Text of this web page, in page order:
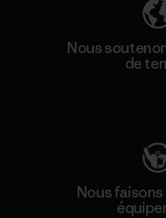
Nous
de
Nous